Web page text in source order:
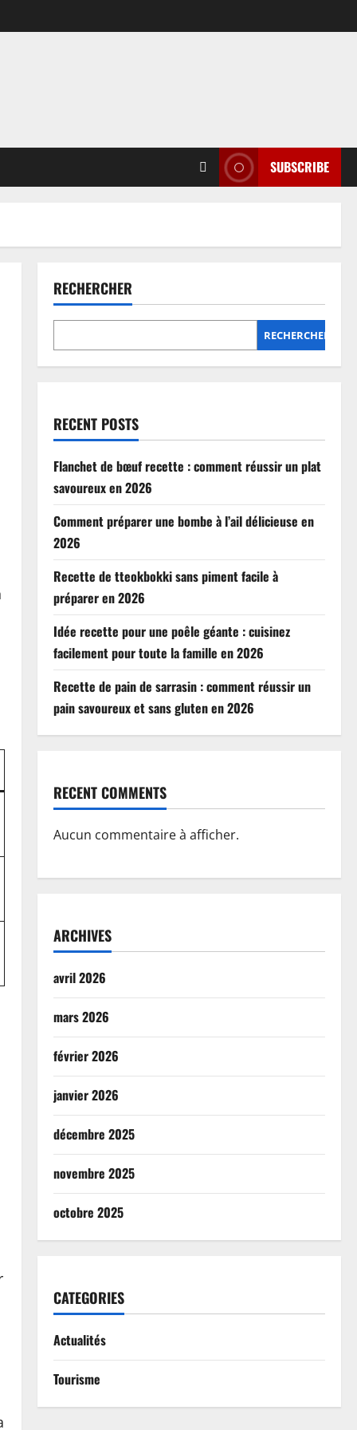
SUBSCRIBE
RECHERCHER
RECHERCHER
RECENT POSTS
Flanchet de bœuf recette : comment réussir un plat
savoureux en 2026
Comment préparer une bombe à l’ail délicieuse en
2026
Recette de tteokbokki sans piment facile à
préparer en 2026
Idée recette pour une poêle géante : cuisinez
facilement pour toute la famille en 2026
Recette de pain de sarrasin : comment réussir un
pain savoureux et sans gluten en 2026
RECENT COMMENTS
Aucun commentaire à afficher.
ARCHIVES
avril 2026
mars 2026
février 2026
janvier 2026
décembre 2025
novembre 2025
octobre 2025
CATEGORIES
Actualités
Tourisme